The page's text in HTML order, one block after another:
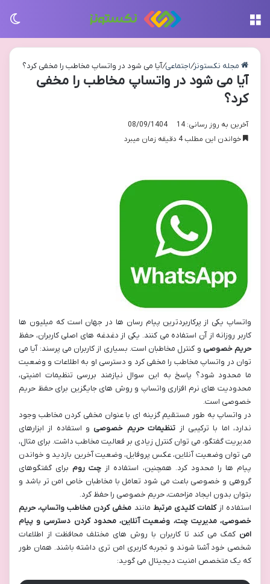
مجله نکستونز/اجتماعی/آیا می شود در واتساپ مخاطب را مخفی کرد؟
آیا می شود در واتساپ مخاطب را مخفی
کرد؟
آخرین به روز رسانی: 08/09/140414
خواندن این مطلب 4 دقیقه زمان میبرد
واتساپ یکی از پرکاربردترین پیام رسان ها در جهان است که میلیون ها
کاربر روزانه از آن استفاده می کنند. یکی از دغدغه های اصلی کاربران، حفظ
حریم خصوصی و کنترل مخاطبان است. بسیاری از کاربران می پرسند: آیا می
توان در واتساپ مخاطب را مخفی کرد و دسترسی او به اطلاعات و وضعیت
ما محدود شود؟ پاسخ به این سوال نیازمند بررسی تنظیمات امنیتی،
محدودیت های نرم افزاری واتساپ و روش های جایگزین برای حفظ حریم
خصوصی است.
در واتساپ به طور مستقیم گزینه ای با عنوان مخفی کردن مخاطب وجود
ندارد، اما با ترکیبی از تنظیمات حریم خصوصی و استفاده از ابزارهای
مدیریت گفتگو، می توان کنترل زیادی بر فعالیت مخاطب داشت. برای مثال،
می توان وضعیت آنلاین، عکس پروفایل، وضعیت آخرین بازدید و خواندن
پیام ها را محدود کرد. همچنین، استفاده از چت روم برای گفتگوهای
گروهی و خصوصی باعث می شود تعامل با مخاطبان خاص امن تر باشد و
بتوان بدون ایجاد مزاحمت، حریم خصوصی را حفظ کرد.
استفاده ازکلمات کلیدی مرتبط مانند مخفی کردن مخاطب واتساپ، حریم
خصوصی، مدیریت چت، وضعیت آنلاین، محدود کردن دسترسی و پیام
امن کمک می کند تا کاربران با روش های مختلف محافظت از اطلاعات
شخصی خود آشنا شوند و تجربه کاربری امن تری داشته باشند. همان طور
که یک متخصص امنیت دیجیتال می گوید: